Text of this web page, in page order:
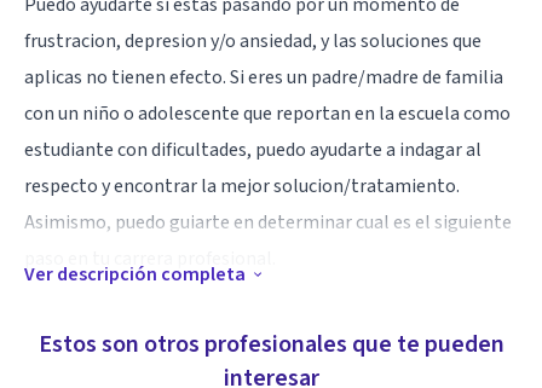
frustracion, depresion y/o ansiedad, y las soluciones que
aplicas no tienen efecto. Si eres un padre/madre de familia
con un niño o adolescente que reportan en la escuela como
estudiante con dificultades, puedo ayudarte a indagar al
respecto y encontrar la mejor solucion/tratamiento.
Asimismo, puedo guiarte en determinar cual es el siguiente
Tengo experiencia en terapia con niños, adolescentes y
Ver descripción completa
Estos son otros profesionales que te pueden
interesar